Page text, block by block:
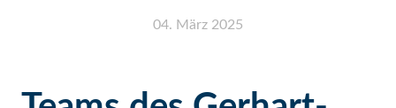
04. März 2025